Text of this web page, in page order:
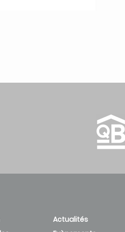
Actualités